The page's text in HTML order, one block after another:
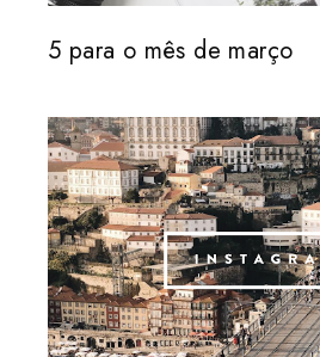
5 para o mês de março